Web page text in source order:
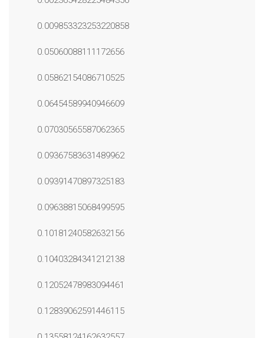
0.009853323253220858
0.05060088111172656
0.05862154086710525
0.06454589940946609
0.07030565587062365
0.09367583631489962
0.09391470897325183
0.09638815068499595
0.10181240582632156
0.10403284341212138
0.12052478983094461
0.12839062591446115